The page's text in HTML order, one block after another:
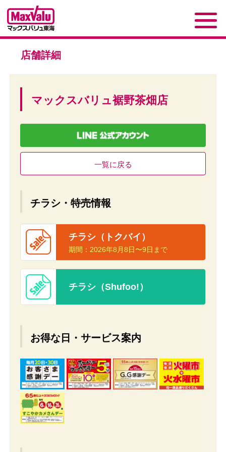
店舗詳細
マックスバリュ裾野茶畑店
一覧に戻る
チラシ・特売情報
チラシ（トクバイ）
期間： 2026年8月8日〜9日まで
チラシ（Shufoo!）
お得な日・サービス案内